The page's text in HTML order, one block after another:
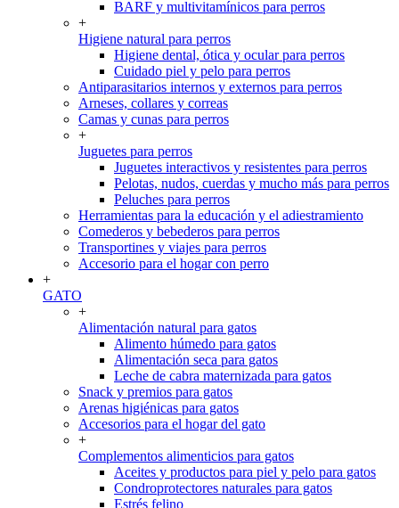
BARF y multivitamínicos para perros
+
Higiene natural para perros
Higiene dental, ótica y ocular para perros
Cuidado piel y pelo para perros
Antiparasitarios internos y externos para perros
Arneses, collares y correas
Camas y cunas para perros
+
Juguetes para perros
Juguetes interactivos y resistentes para perros
Pelotas, nudos, cuerdas y mucho más para perros
Peluches para perros
Herramientas para la educación y el adiestramiento
Comederos y bebederos para perros
Transportines y viajes para perros
Accesorio para el hogar con perro
+
GATO
+
Alimentación natural para gatos
Alimento húmedo para gatos
Alimentación seca para gatos
Leche de cabra maternizada para gatos
Snack y premios para gatos
Arenas higiénicas para gatos
Accesorios para el hogar del gato
+
Complementos alimenticios para gatos
Aceites y productos para piel y pelo para gatos
Condroprotectores naturales para gatos
Estrés felino